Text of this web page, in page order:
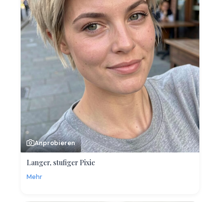
Anprobieren
Langer, stufiger Pixie
Mehr